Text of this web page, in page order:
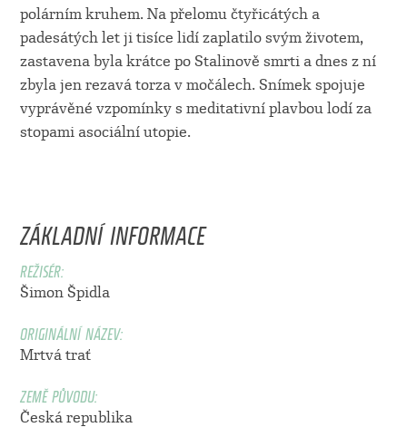
polárním kruhem. Na přelomu čtyřicátých a
padesátých let ji tisíce lidí zaplatilo svým životem,
zastavena byla krátce po Stalinově smrti a dnes z ní
zbyla jen rezavá torza v močálech. Snímek spojuje
vyprávěné vzpomínky s meditativní plavbou lodí za
stopami asociální utopie.
ZÁKLADNÍ INFORMACE
REŽISÉR:
Šimon Špidla
ORIGINÁLNÍ NÁZEV:
Mrtvá trať
ZEMĚ PŮVODU:
Česká republika